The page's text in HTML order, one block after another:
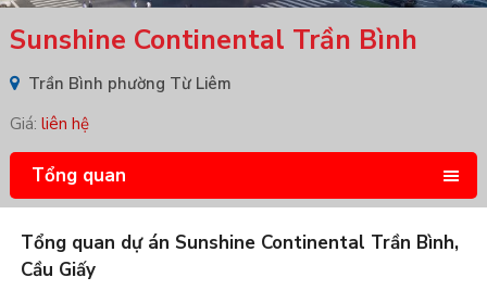
Sunshine Continental Trần Bình
Trần Bình phường Từ Liêm
Giá: liên hệ
Tổng quan
Tổng quan dự án Sunshine Continental Trần Bình,
Cầu Giấy